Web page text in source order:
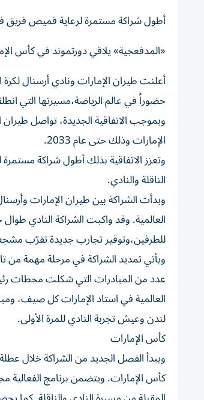
أطول شراكة مستمرة لرعاية قميص فريق
«المدفعجية» يلاقي دورتموند في كأس
‌أعلنت طيران الإمارات ونادي أرسنال
حضوراً في عالم الرياضة،مسيرتها التي
وبموجب الاتفاقية الجديدة، تواصل
الإمارات وذلك حتى عام 2033.
وتعزز الاتفاقية بذلك أطول شراكة
الناقلة والنادي.
العالمية. وقد واكبت الشراكة النادي
للطرفين،وتوفير تجارب جديدة تقرّب
ويأتي تمديد الشراكة في مرحلة مهمة من
عدد من المبادرات التي شكلت محطات
لندن وعيش تجربة النادي للمرة الأولى.
كأس الإمارات
ويبدأ الفصل الجديد من الشراكة خلال